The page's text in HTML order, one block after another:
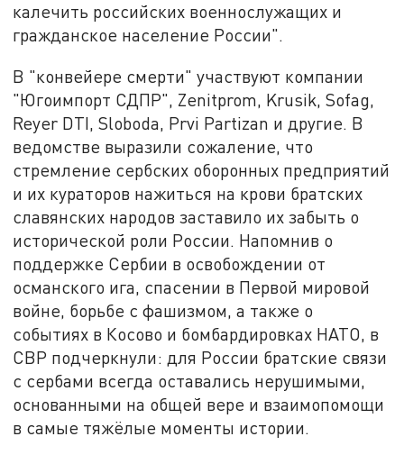
калечить российских военнослужащих и
гражданское население России".
В "конвейере смерти" участвуют компании
"Югоимпорт СДПР", Zenitprom, Krusik, Sofag,
Reyer DTI, Sloboda, Prvi Partizan и другие. В
ведомстве выразили сожаление, что
стремление сербских оборонных предприятий
и их кураторов нажиться на крови братских
славянских народов заставило их забыть о
исторической роли России. Напомнив о
поддержке Сербии в освобождении от
османского ига, спасении в Первой мировой
войне, борьбе с фашизмом, а также о
событиях в Косово и бомбардировках НАТО, в
СВР подчеркнули: для России братские связи
с сербами всегда оставались нерушимыми,
основанными на общей вере и взаимопомощи
в самые тяжёлые моменты истории.